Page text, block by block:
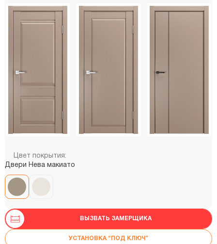
Цвет покрытия:
Двери Нева макиато
ВЫЗВАТЬ ЗАМЕРЩИКА
УСТАНОВКА “ПОД КЛЮЧ”